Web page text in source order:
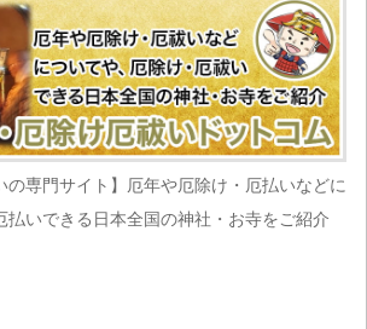
の専門サイト】厄年や厄除け・厄払いなどに
払いできる日本全国の神社・お寺をご紹介